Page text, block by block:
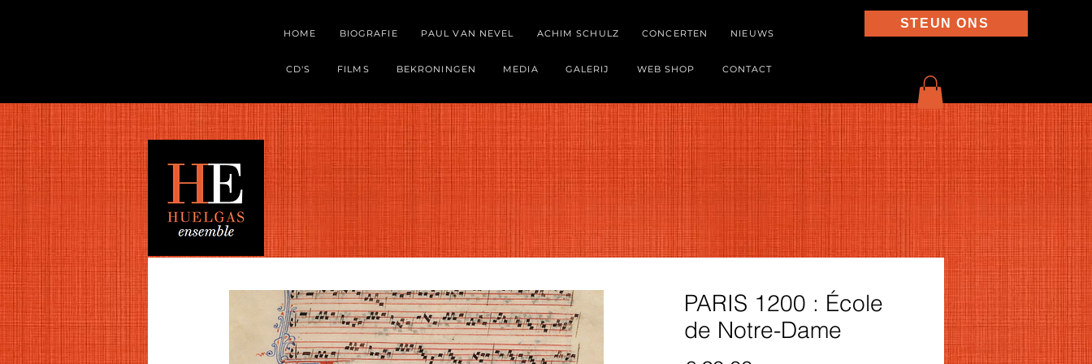
HOME BIOGRAFIE PAUL VAN NEVEL ACHIM SCHULZ CONCERTEN NIEUWS
CD'S FILMS BEKRONINGEN MEDIA GALERIJ WEB SHOP CONTACT
STEUN ONS
PARIS 1200 : École
de Notre-Dame